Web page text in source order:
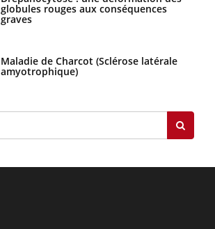
globules rouges aux conséquences
graves
Maladie de Charcot (Sclérose latérale
amyotrophique)